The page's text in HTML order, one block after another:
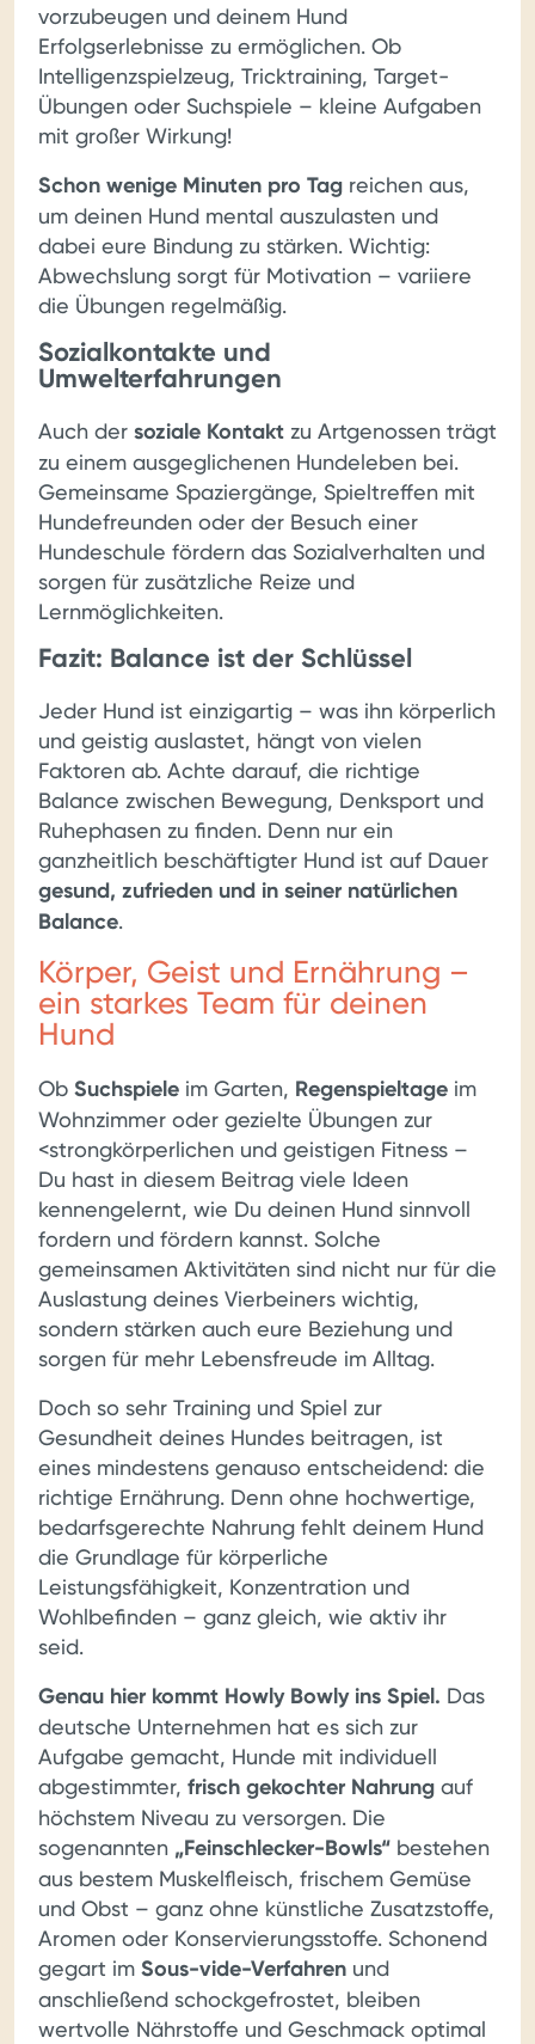
vorzubeugen und deinem Hund
Erfolgserlebnisse zu ermöglichen. Ob
Intelligenzspielzeug, Tricktraining, Target-
Übungen oder Suchspiele – kleine Aufgaben
mit großer Wirkung!
Schon wenige Minuten pro Tag reichen aus,
um deinen Hund mental auszulasten und
dabei eure Bindung zu stärken. Wichtig:
Abwechslung sorgt für Motivation – variiere
die Übungen regelmäßig.
Sozialkontakte und
Umwelterfahrungen
Auch der soziale Kontakt zu Artgenossen trägt
zu einem ausgeglichenen Hundeleben bei.
Gemeinsame Spaziergänge, Spieltreffen mit
Hundefreunden oder der Besuch einer
Hundeschule fördern das Sozialverhalten und
sorgen für zusätzliche Reize und
Lernmöglichkeiten.
Fazit: Balance ist der Schlüssel
Jeder Hund ist einzigartig – was ihn körperlich
und geistig auslastet, hängt von vielen
Faktoren ab. Achte darauf, die richtige
Balance zwischen Bewegung, Denksport und
Ruhephasen zu finden. Denn nur ein
ganzheitlich beschäftigter Hund ist auf Dauer
gesund, zufrieden und in seiner natürlichen
Balance.
Körper, Geist und Ernährung –
ein starkes Team für deinen
Hund
Ob Suchspiele im Garten, Regenspieltage im
Wohnzimmer oder gezielte Übungen zur
<strongkörperlichen und geistigen Fitness –
Du hast in diesem Beitrag viele Ideen
kennengelernt, wie Du deinen Hund sinnvoll
fordern und fördern kannst. Solche
gemeinsamen Aktivitäten sind nicht nur für die
Auslastung deines Vierbeiners wichtig,
sondern stärken auch eure Beziehung und
sorgen für mehr Lebensfreude im Alltag.
Doch so sehr Training und Spiel zur
Gesundheit deines Hundes beitragen, ist
eines mindestens genauso entscheidend: die
richtige Ernährung. Denn ohne hochwertige,
bedarfsgerechte Nahrung fehlt deinem Hund
die Grundlage für körperliche
Leistungsfähigkeit, Konzentration und
Wohlbefinden – ganz gleich, wie aktiv ihr
seid.
Genau hier kommt Howly Bowly ins Spiel. Das
deutsche Unternehmen hat es sich zur
Aufgabe gemacht, Hunde mit individuell
abgestimmter, frisch gekochter Nahrung auf
höchstem Niveau zu versorgen. Die
sogenannten „Feinschlecker-Bowls“ bestehen
aus bestem Muskelfleisch, frischem Gemüse
und Obst – ganz ohne künstliche Zusatzstoffe,
Aromen oder Konservierungsstoffe. Schonend
gegart im Sous-vide-Verfahren und
anschließend schockgefrostet, bleiben
wertvolle Nährstoffe und Geschmack optimal